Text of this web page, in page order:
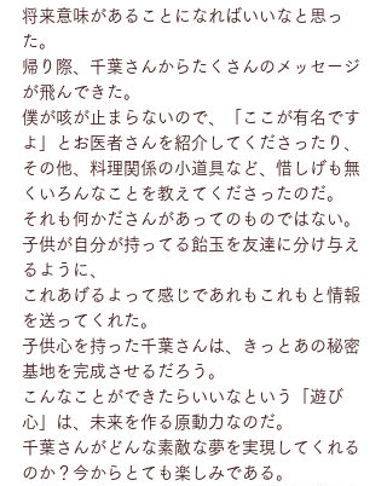
将来意味があることになればいいなと思っ
た。
帰り際、千葉さんからたくさんのメッセージ
が飛んできた。
僕が咳が止まらないので、「ここが有名です
よ」とお医者さんを紹介してくださったり、
その他、料理関係の小道具など、惜しげも無
くいろんなことを教えてくださったのだ。
それも何かださんがあってのものではない。
子供が自分が持ってる飴玉を友達に分け与え
るように、
これあげるよって感じであれもこれもと情報
を送ってくれた。
子供心を持った千葉さんは、きっとあの秘密
基地を完成させるだろう。
こんなことができたらいいなという「遊び
心」は、未来を作る原動力なのだ。
千葉さんがどんな素敵な夢を実現してくれる
のか？今からとても楽しみである。